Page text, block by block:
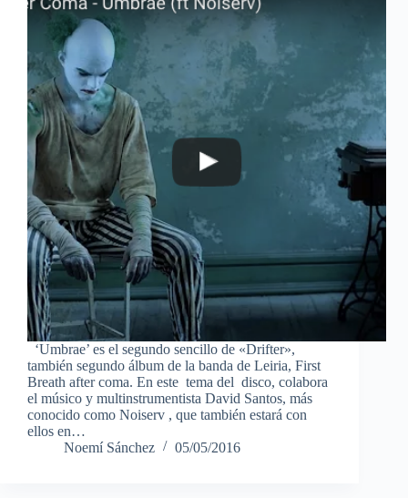
‘Umbrae’ es el segundo sencillo de «Drifter»,
también segundo álbum de la banda de Leiria, First
Breath after coma. En este tema del disco, colabora
el músico y multinstrumentista David Santos, más
conocido como Noiserv , que también estará con
ellos en…
Noemí Sánchez
05/05/2016